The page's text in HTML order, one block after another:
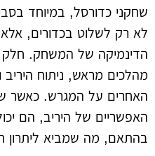
שחקני כדורסל, במיוחד
לא רק לשלוט בכדורים,
הדינמיקה של המשחק. חלק
מהלכים מראש, ניתוח
האחרים על המגרש. כאשר
האפשריים של היריב, הם
בהתאם, מה שמביא ליתרון